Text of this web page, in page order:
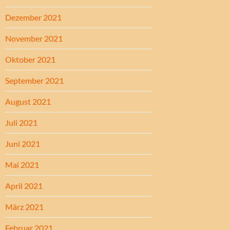
Dezember 2021
November 2021
Oktober 2021
September 2021
August 2021
Juli 2021
Juni 2021
Mai 2021
April 2021
März 2021
Februar 2021